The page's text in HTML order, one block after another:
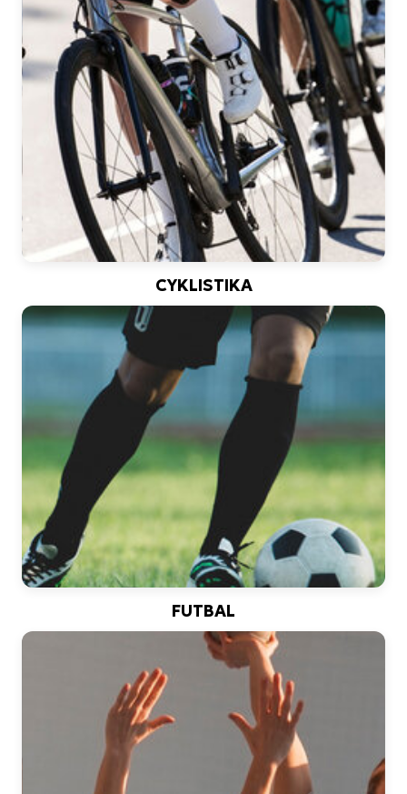
CYKLISTIKA
FUTBAL